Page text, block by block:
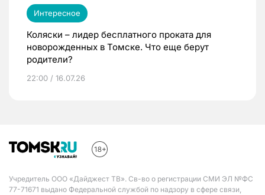
Интересное
Коляски – лидер бесплатного проката для
новорожденных в Томске. Что еще берут
родители?
22:00 / 16.07.26
Учредитель ООО «Дайджест ТВ». Св-во о регистрации СМИ ЭЛ №ФС
77-71671 выдано Федеральной службой по надзору в сфере связи,